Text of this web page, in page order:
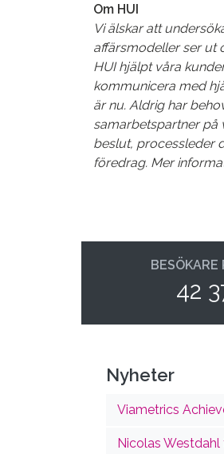
Om HUI
Vi älskar att
affärsmodeller ser ut
HUI hjälpt våra
kommunicera med
är nu. Aldrig har
samarbetspartner på
beslut, processleder
föredrag. Mer
BESÖKARE
42
Nyheter
Viametrics
Nicolas